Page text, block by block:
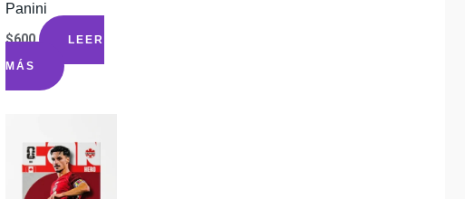
Panini
$600 LEER
MÁS